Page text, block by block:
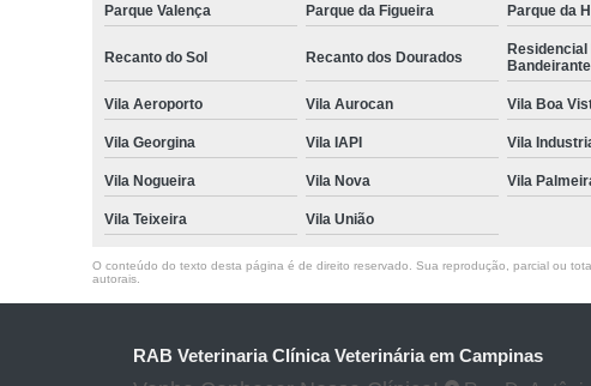
Parque Valença Parque da Figueira Parque da
Recanto do Sol Recanto dos Dourados
Residencial
Vila Aeroporto Vila Aurocan Vila Boa
Vila Georgina Vila IAPI Vila
Vila Nogueira Vila Nova Vila
Vila Teixeira Vila União
O conteúdo do texto desta página é de direito reservado. Sua reprodução, parcial ou
autorais
RAB Veterinaria Clínica Veterinária em Campinas